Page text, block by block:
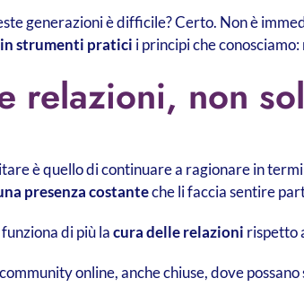
generazioni è difficile? Certo. Non è
strumenti pratici i principi che
relazioni, non
è quello di continuare a ragionare in
presenza costanteche li faccia sentire
di più lacura delle relazioni rispetto
online, anche chiuse, dove